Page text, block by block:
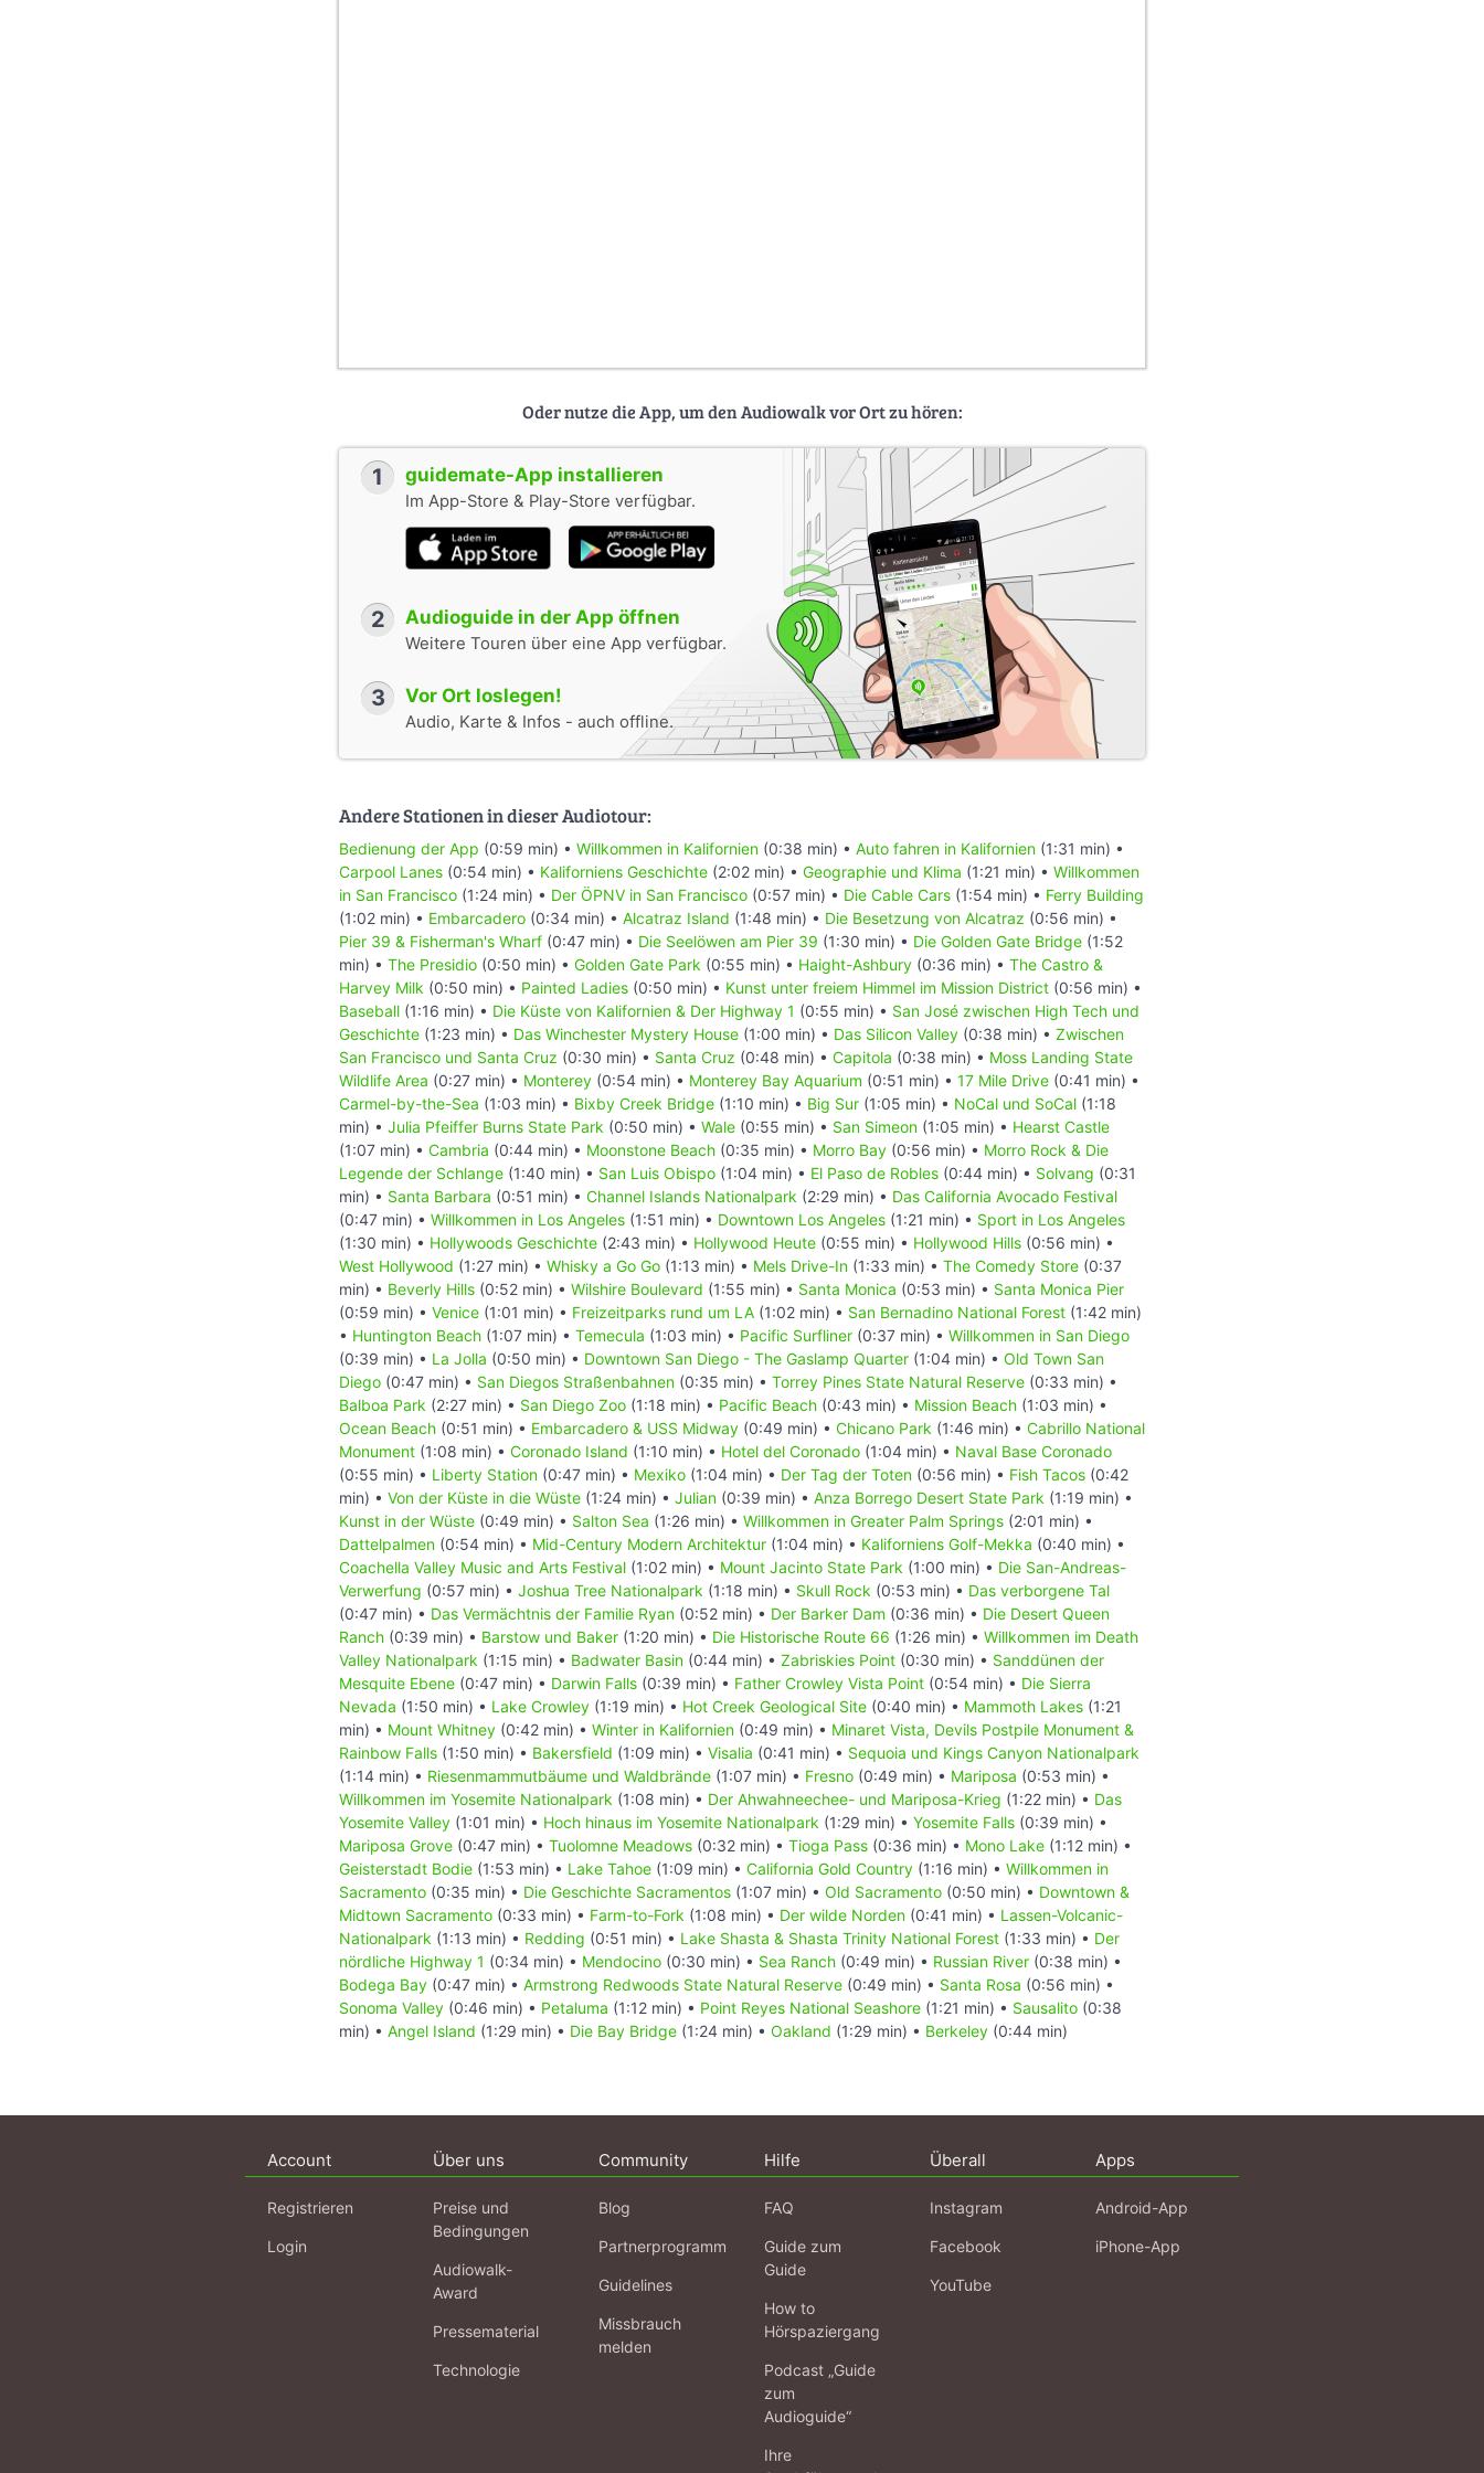
Oder nutze die App, um den Audiowalk vor Ort zu hören:
1 guidemate-App installieren
Im App-Store & Play-Store verfügbar.
2 Audioguide in der App öffnen
Weitere Touren über eine App verfügbar.
3 Vor Ort loslegen!
Audio, Karte & Infos - auch offline.
Andere Stationen in dieser Audiotour:
Bedienung der App (0:59 min) • Willkommen in Kalifornien (0:38 min) • Auto fahren in Kalifornien (1:31 min) •
Carpool Lanes (0:54 min) • Kaliforniens Geschichte (2:02 min) • Geographie und Klima (1:21 min) • Willkommen
in San Francisco (1:24 min) • Der ÖPNV in San Francisco (0:57 min) • Die Cable Cars (1:54 min) • Ferry Building
(1:02 min) • Embarcadero (0:34 min) • Alcatraz Island (1:48 min) • Die Besetzung von Alcatraz (0:56 min) •
Pier 39 & Fisherman's Wharf (0:47 min) • Die Seelöwen am Pier 39 (1:30 min) • Die Golden Gate Bridge (1:52
min) • The Presidio (0:50 min) • Golden Gate Park (0:55 min) • Haight-Ashbury (0:36 min) • The Castro &
Harvey Milk (0:50 min) • Painted Ladies (0:50 min) • Kunst unter freiem Himmel im Mission District (0:56 min) •
Baseball (1:16 min) • Die Küste von Kalifornien & Der Highway 1 (0:55 min) • San José zwischen High Tech und
Geschichte (1:23 min) • Das Winchester Mystery House (1:00 min) • Das Silicon Valley (0:38 min) • Zwischen
San Francisco und Santa Cruz (0:30 min) • Santa Cruz (0:48 min) • Capitola (0:38 min) • Moss Landing State
Wildlife Area (0:27 min) • Monterey (0:54 min) • Monterey Bay Aquarium (0:51 min) • 17 Mile Drive (0:41 min) •
Carmel-by-the-Sea (1:03 min) • Bixby Creek Bridge (1:10 min) • Big Sur (1:05 min) • NoCal und SoCal (1:18
min) • Julia Pfeiffer Burns State Park (0:50 min) • Wale (0:55 min) • San Simeon (1:05 min) • Hearst Castle
(1:07 min) • Cambria (0:44 min) • Moonstone Beach (0:35 min) • Morro Bay (0:56 min) • Morro Rock & Die
Legende der Schlange (1:40 min) • San Luis Obispo (1:04 min) • El Paso de Robles (0:44 min) • Solvang (0:31
min) • Santa Barbara (0:51 min) • Channel Islands Nationalpark (2:29 min) • Das California Avocado Festival
(0:47 min) • Willkommen in Los Angeles (1:51 min) • Downtown Los Angeles (1:21 min) • Sport in Los Angeles
(1:30 min) • Hollywoods Geschichte (2:43 min) • Hollywood Heute (0:55 min) • Hollywood Hills (0:56 min) •
West Hollywood (1:27 min) • Whisky a Go Go (1:13 min) • Mels Drive-In (1:33 min) • The Comedy Store (0:37
min) • Beverly Hills (0:52 min) • Wilshire Boulevard (1:55 min) • Santa Monica (0:53 min) • Santa Monica Pier
(0:59 min) • Venice (1:01 min) • Freizeitparks rund um LA (1:02 min) • San Bernadino National Forest (1:42 min)
• Huntington Beach (1:07 min) • Temecula (1:03 min) • Pacific Surfliner (0:37 min) • Willkommen in San Diego
(0:39 min) • La Jolla (0:50 min) • Downtown San Diego - The Gaslamp Quarter (1:04 min) • Old Town San
Diego (0:47 min) • San Diegos Straßenbahnen (0:35 min) • Torrey Pines State Natural Reserve (0:33 min) •
Balboa Park (2:27 min) • San Diego Zoo (1:18 min) • Pacific Beach (0:43 min) • Mission Beach (1:03 min) •
Ocean Beach (0:51 min) • Embarcadero & USS Midway (0:49 min) • Chicano Park (1:46 min) • Cabrillo National
Monument (1:08 min) • Coronado Island (1:10 min) • Hotel del Coronado (1:04 min) • Naval Base Coronado
(0:55 min) • Liberty Station (0:47 min) • Mexiko (1:04 min) • Der Tag der Toten (0:56 min) • Fish Tacos (0:42
min) • Von der Küste in die Wüste (1:24 min) • Julian (0:39 min) • Anza Borrego Desert State Park (1:19 min) •
Kunst in der Wüste (0:49 min) • Salton Sea (1:26 min) • Willkommen in Greater Palm Springs (2:01 min) •
Dattelpalmen (0:54 min) • Mid-Century Modern Architektur (1:04 min) • Kaliforniens Golf-Mekka (0:40 min) •
Coachella Valley Music and Arts Festival (1:02 min) • Mount Jacinto State Park (1:00 min) • Die San-Andreas-
Verwerfung (0:57 min) • Joshua Tree Nationalpark (1:18 min) • Skull Rock (0:53 min) • Das verborgene Tal
(0:47 min) • Das Vermächtnis der Familie Ryan (0:52 min) • Der Barker Dam (0:36 min) • Die Desert Queen
Ranch (0:39 min) • Barstow und Baker (1:20 min) • Die Historische Route 66 (1:26 min) • Willkommen im Death
Valley Nationalpark (1:15 min) • Badwater Basin (0:44 min) • Zabriskies Point (0:30 min) • Sanddünen der
Mesquite Ebene (0:47 min) • Darwin Falls (0:39 min) • Father Crowley Vista Point (0:54 min) • Die Sierra
Nevada (1:50 min) • Lake Crowley (1:19 min) • Hot Creek Geological Site (0:40 min) • Mammoth Lakes (1:21
min) • Mount Whitney (0:42 min) • Winter in Kalifornien (0:49 min) • Minaret Vista, Devils Postpile Monument &
Rainbow Falls (1:50 min) • Bakersfield (1:09 min) • Visalia (0:41 min) • Sequoia und Kings Canyon Nationalpark
(1:14 min) • Riesenmammutbäume und Waldbrände (1:07 min) • Fresno (0:49 min) • Mariposa (0:53 min) •
Willkommen im Yosemite Nationalpark (1:08 min) • Der Ahwahneechee- und Mariposa-Krieg (1:22 min) • Das
Yosemite Valley (1:01 min) • Hoch hinaus im Yosemite Nationalpark (1:29 min) • Yosemite Falls (0:39 min) •
Mariposa Grove (0:47 min) • Tuolomne Meadows (0:32 min) • Tioga Pass (0:36 min) • Mono Lake (1:12 min) •
Geisterstadt Bodie (1:53 min) • Lake Tahoe (1:09 min) • California Gold Country (1:16 min) • Willkommen in
Sacramento (0:35 min) • Die Geschichte Sacramentos (1:07 min) • Old Sacramento (0:50 min) • Downtown &
Midtown Sacramento (0:33 min) • Farm-to-Fork (1:08 min) • Der wilde Norden (0:41 min) • Lassen-Volcanic-
Nationalpark (1:13 min) • Redding (0:51 min) • Lake Shasta & Shasta Trinity National Forest (1:33 min) • Der
nördliche Highway 1 (0:34 min) • Mendocino (0:30 min) • Sea Ranch (0:49 min) • Russian River (0:38 min) •
Bodega Bay (0:47 min) • Armstrong Redwoods State Natural Reserve (0:49 min) • Santa Rosa (0:56 min) •
Sonoma Valley (0:46 min) • Petaluma (1:12 min) • Point Reyes National Seashore (1:21 min) • Sausalito (0:38
min) • Angel Island (1:29 min) • Die Bay Bridge (1:24 min) • Oakland (1:29 min) • Berkeley (0:44 min)
Account
Registrieren
Login
Über uns
Preise und
Bedingungen
Audiowalk-
Award
Pressematerial
Technologie
Community
Blog
Partnerprogramm
Guidelines
Missbrauch
melden
Hilfe
FAQ
Guide zum
Guide
How to
Hörspaziergang
Podcast „Guide
zum
Audioguide“
Ihre
Überall
Instagram
Facebook
YouTube
Apps
Android-App
iPhone-App